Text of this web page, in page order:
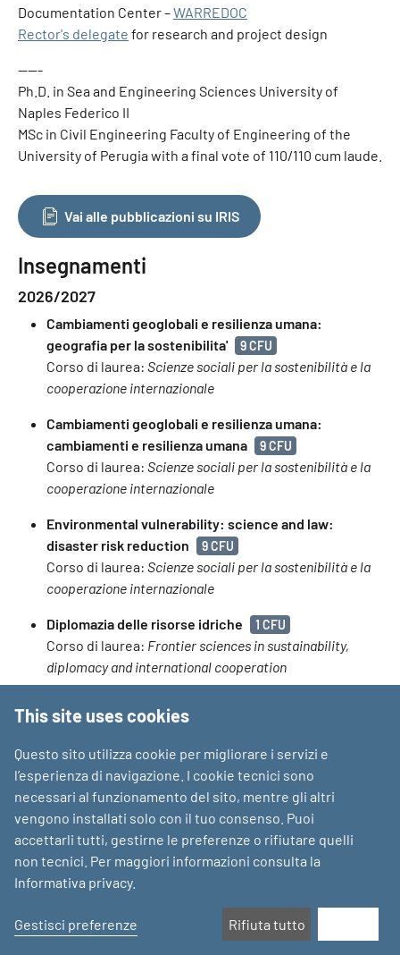
Documentation Center –WARREDOC
Rector's delegate for research and project design
——-
Ph.D. in Sea and Engineering Sciences University of
Naples Federico II
MSc in Civil Engineering Faculty of Engineering of the
University of Perugia with a final vote of 110/110 cum laude.
Vai alle pubblicazioni su IRIS
Insegnamenti
2026/2027
Cambiamenti geoglobali e resilienza umana:
geografia per la sostenibilita'
9 CFU
Corso di laurea: Scienze sociali per la sostenibilità e la
cooperazione internazionale
Cambiamenti geoglobali e resilienza umana:
cambiamenti e resilienza umana
9 CFU
Corso di laurea: Scienze sociali per la sostenibilità e la
cooperazione internazionale
Environmental vulnerability: science and law:
disaster risk reduction
9 CFU
Corso di laurea: Scienze sociali per la sostenibilità e la
cooperazione internazionale
Diplomazia delle risorse idriche 1 CFU
Corso di laurea: Frontier sciences in sustainability,
diplomacy and international cooperation
Corso di laurea:Relazioni internazionali e cooperazione
Sustainable international strategies for energy and
water: strategies for water
12 CFU
Corso di laurea:Relazioni internazionali e cooperazione
allo sviluppo
Sustainable international strategies for energy and
Corso di laurea:
Relazioni internazionali e cooperazione
This site uses cookies
Questo sito utilizza cookie per migliorare i servizi e
l’esperienza di navigazione. I cookie tecnici sono
necessari al funzionamento del sito, mentre gli altri
vengono installati solo con il tuo consenso. Puoi
accettarli tutti, gestirne le preferenze o rifiutare quelli
non tecnici. Per maggiori informazioni consulta la
Informativa privacy.
Gestisci preferenze Rifiuta tutto